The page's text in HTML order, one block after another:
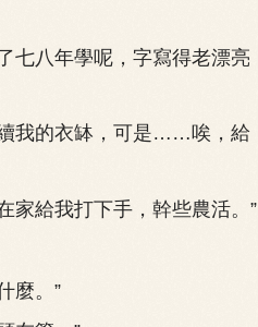
八年學呢，字寫得老漂亮
我的衣缽，可是……唉，給
給我打下手，幹些農活。”
麼。”